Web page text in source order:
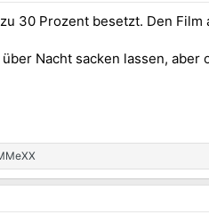
30 Prozent besetzt. Den
Nacht sacken lassen,